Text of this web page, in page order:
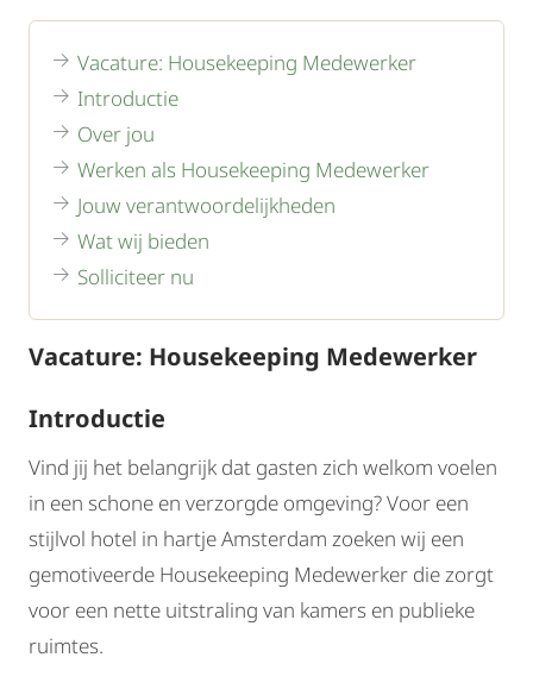
Vacature: Housekeeping Medewerker
Introductie
Vind jij het belangrijk dat gasten zich welkom voelen
in een schone en verzorgde omgeving? Voor een
stijlvol hotel in hartje Amsterdam zoeken wij een
gemotiveerde Housekeeping Medewerker die zorgt
voor een nette uitstraling van kamers en publieke
ruimtes.
Vacature: Housekeeping Medewerker
Introductie
Over jou
Werken als Housekeeping Medewerker
Jouw verantwoordelijkheden
Wat wij bieden
Solliciteer nu